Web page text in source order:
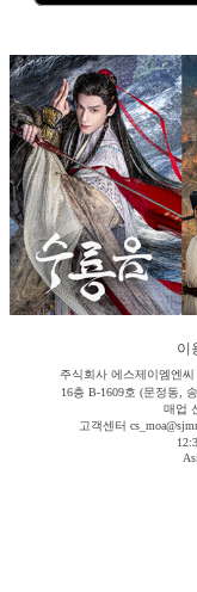
이
주식회사 에스제이엠엔
16층 B-1609호 (문정동,
매업
고객센터